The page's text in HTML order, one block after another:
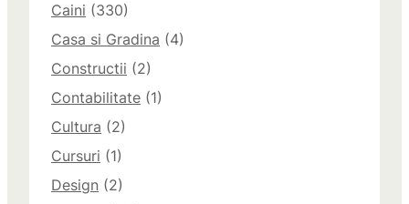
Caini (330)
Casa si Gradina (4)
Constructii (2)
Contabilitate (1)
Cultura (2)
Cursuri (1)
Design (2)